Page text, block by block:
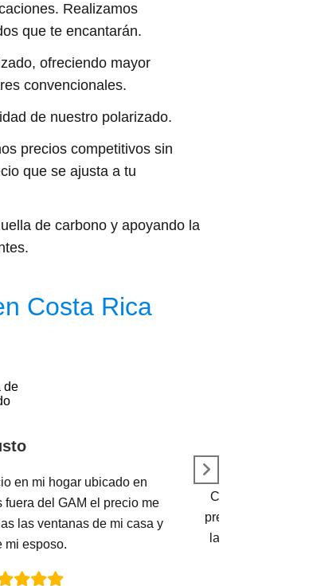
Realizamos
que te encantarán.
ofreciendo mayor
convencionales.
de nuestro polarizado.
precios competitivos sin
que se ajusta a tu
de carbono y apoyando la
Costa Rica
en mi hogar ubicado en
fuera del GAM el precio me
las ventanas de mi casa y
mi esposo.
Cuando
presupuesto y
la casa y todo